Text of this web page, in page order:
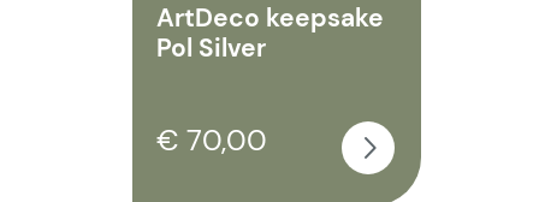
ArtDeco keepsake
Pol Silver
€ 70,00